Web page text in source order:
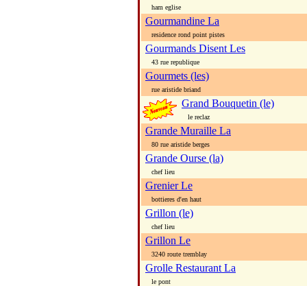
ham eglise
Gourmandine La
residence rond point pistes
Gourmands Disent Les
43 rue republique
Gourmets (les)
rue aristide briand
Grand Bouquetin (le)
le reclaz
Grande Muraille La
80 rue aristide berges
Grande Ourse (la)
chef lieu
Grenier Le
bottieres d'en haut
Grillon (le)
chef lieu
Grillon Le
3240 route tremblay
Grolle Restaurant La
le pont